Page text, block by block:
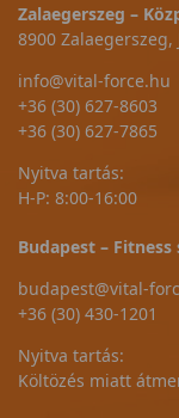
Zalaegerszeg –
8900 Zalaegerszeg,
info@vital-force.hu
+36 (30) 627-8603
+36 (30) 627-7865
Nyitva tartás:
H-P: 8:00-16:00
Budapest –
budapest@vital-
+36 (30) 430-1201
Nyitva tartás:
Költözés miatt